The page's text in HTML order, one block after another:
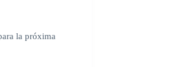
la próxima